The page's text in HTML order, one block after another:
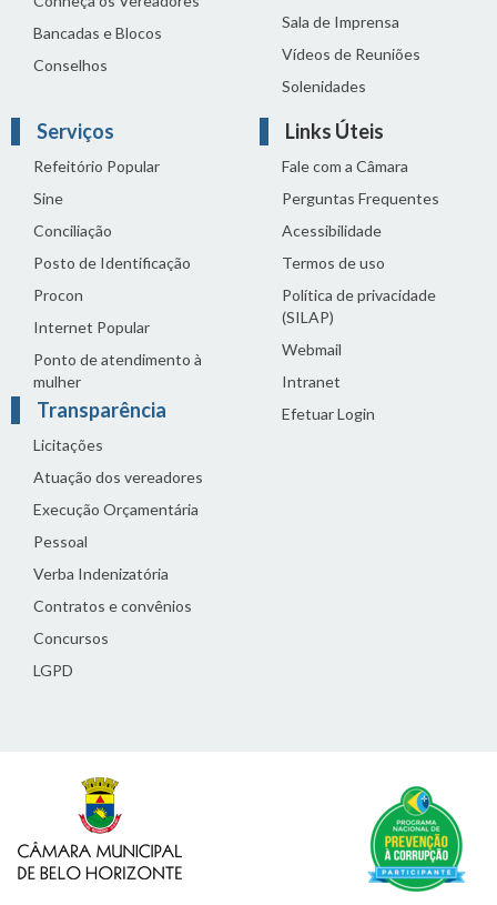
Bancadas e Blocos
Conselhos
Sala de Imprensa
Vídeos de Reuniões
Solenidades
Serviços
Refeitório Popular
Sine
Conciliação
Posto de Identificação
Procon
Internet Popular
Ponto de atendimento à
mulher
Transparência
Licitações
Atuação dos vereadores
Execução Orçamentária
Pessoal
Verba Indenizatória
Contratos e convênios
Concursos
LGPD
Links Úteis
Fale com a Câmara
Perguntas Frequentes
Acessibilidade
Termos de uso
Política de privacidade
(SILAP)
Webmail
Intranet
Efetuar Login